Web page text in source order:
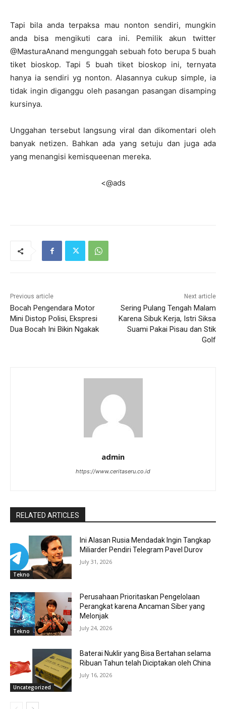
Tapi bila anda terpaksa mau nonton sendiri, mungkin
anda bisa mengikuti cara ini. Pemilik akun twitter
@MasturaAnand mengunggah sebuah foto berupa 5 buah
tiket bioskop. Tapi 5 buah tiket bioskop ini, ternyata
hanya ia sendiri yg nonton. Alasannya cukup simple, ia
tidak ingin diganggu oleh pasangan pasangan disamping
kursinya.
Unggahan tersebut langsung viral dan dikomentari oleh
banyak netizen. Bahkan ada yang setuju dan juga ada
yang menangisi kemisqueenan mereka.
<@ads
Previous article
Bocah Pengendara Motor
Mini Distop Polisi, Ekspresi
Dua Bocah Ini Bikin Ngakak
Next article
Sering Pulang Tengah Malam
Karena Sibuk Kerja, Istri Siksa
Suami Pakai Pisau dan Stik
Golf
admin
https://www.ceritaseru.co.id
RELATED ARTICLES
Tekno
Ini Alasan Rusia Mendadak Ingin Tangkap
Miliarder Pendiri Telegram Pavel Durov
July 31, 2026
Tekno
Perusahaan Prioritaskan Pengelolaan
Perangkat karena Ancaman Siber yang
Melonjak
July 24, 2026
Uncategorized
Baterai Nuklir yang Bisa Bertahan selama
Ribuan Tahun telah Diciptakan oleh China
July 16, 2026